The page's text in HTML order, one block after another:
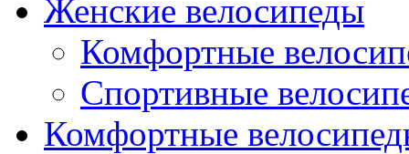
Женские велосипеды
Комфортные
Спортивные
Комфортные